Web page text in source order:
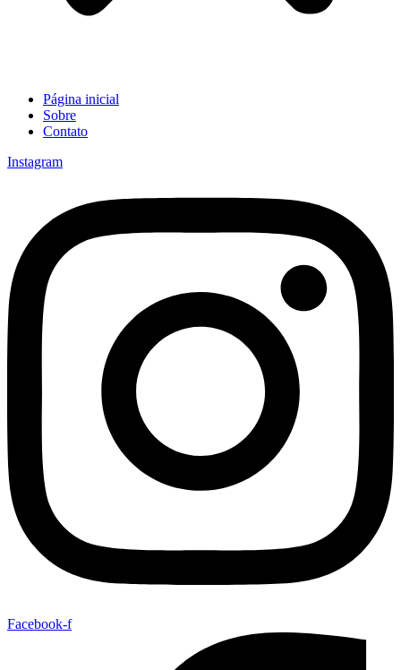
Página inicial
Sobre
Contato
Instagram
Facebook-f